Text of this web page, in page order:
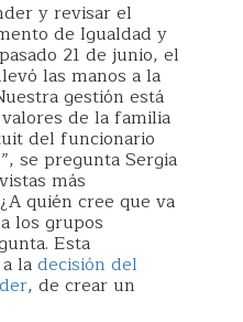
y revisar el
de Igualdad y
21 de junio, el
las manos a la
gestión está
de la familia
del funcionario
se pregunta Sergia
más
quién cree que va
los grupos
Esta
ladecisión del
, de crear un